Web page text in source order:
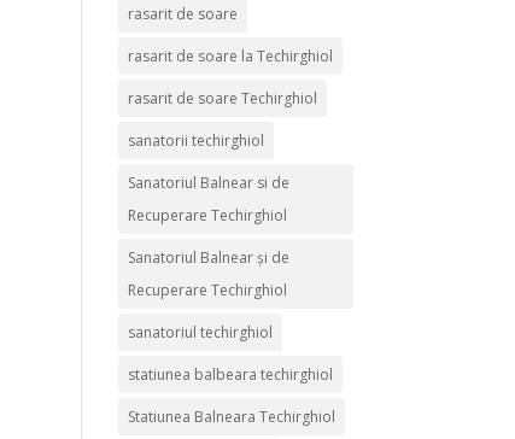
rasarit de soare
rasarit de soare la Techirghiol
rasarit de soare Techirghiol
sanatorii techirghiol
Sanatoriul Balnear si de
Recuperare Techirghiol
Sanatoriul Balnear și de
Recuperare Techirghiol
sanatoriul techirghiol
statiunea balbeara techirghiol
Statiunea Balneara Techirghiol